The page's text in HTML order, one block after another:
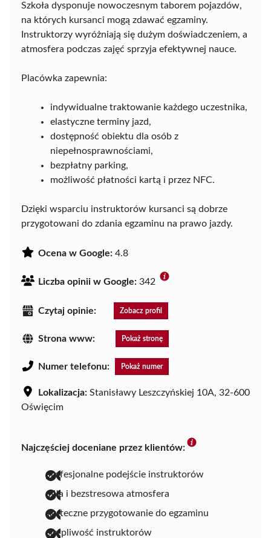
Szkoła dysponuje nowoczesnym taborem pojazdów,
na których kursanci mogą zdawać egzaminy.
Instruktorzy wyróżniają się dużym doświadczeniem, a
atmosfera podczas zajęć sprzyja efektywnej nauce.
Placówka zapewnia:
indywidualne traktowanie każdego uczestnika,
elastyczne terminy jazd,
dostępność obiektu dla osób z
niepełnosprawnościami,
bezpłatny parking,
możliwość płatności kartą i przez NFC.
Dzięki wsparciu instruktorów kursanci są dobrze
przygotowani do zdania egzaminu na prawo jazdy.
Ocena w Google: 4.8
Liczba opinii w Google: 342
Czytaj opinie: Zobacz profil
Strona www: Pokaż stronę
Numer telefonu: Pokaż numer
Lokalizacja: Stanisławy Leszczyńskiej 10A, 32-600
Oświęcim
Najczęściej doceniane przez klientów:
profesjonalne podejście instruktorów
miła i bezstresowa atmosfera
skuteczne przygotowanie do egzaminu
cierpliwość instruktorów